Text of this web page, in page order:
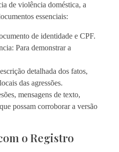
de violência doméstica, a
essenciais:
de identidade e CPF.
Para demonstrar a
detalhada dos fatos,
das agressões.
mensagens de texto,
possam corroborar a versão
o Registro